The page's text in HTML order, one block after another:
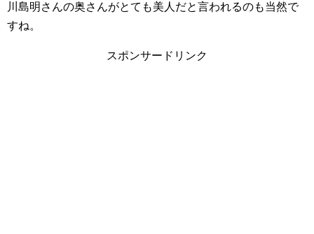
川島明さんの奥さんがとても美人だと言われるのも当然で
すね。
スポンサードリンク